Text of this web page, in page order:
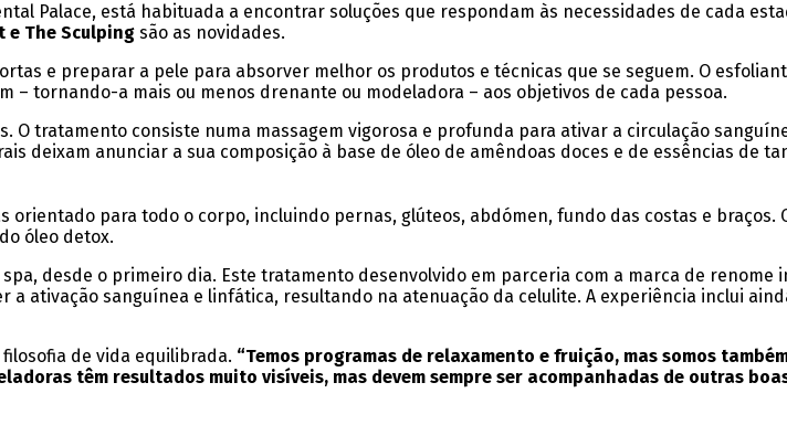
Palace, está habituada a encontrar soluções que respondam às necessidades de cada
e The Sculping são as novidades.
e preparar a pele para absorver melhor os produtos e técnicas que se seguem. O
– tornando-a mais ou menos drenante ou modeladora – aos objetivos de cada pessoa.
O tratamento consiste numa massagem vigorosa e profunda para ativar a circulação
deixam anunciar a sua composição à base de óleo de amêndoas doces e de essências
orientado para todo o corpo, incluindo pernas, glúteos, abdómen, fundo das costas e
óleo detox.
desde o primeiro dia. Este tratamento desenvolvido em parceria com a marca de
ativação sanguínea e linfática, resultando na atenuação da celulite. A experiência inclui
de vida equilibrada. “Temos programas de relaxamento e fruição, mas somos
têm resultados muito visíveis, mas devem sempre ser acompanhadas de outras